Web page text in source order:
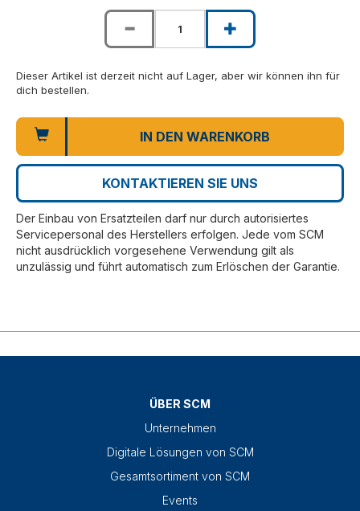
Dieser Artikel ist derzeit nicht auf Lager, aber wir können ihn für
dich bestellen.
IN DEN WARENKORB
KONTAKTIEREN SIE UNS
Der Einbau von Ersatzteilen darf nur durch autorisiertes
Servicepersonal des Herstellers erfolgen. Jede vom SCM
nicht ausdrücklich vorgesehene Verwendung gilt als
unzulässig und führt automatisch zum Erlöschen der Garantie.
ÜBER SCM
Unternehmen
Digitale Lösungen von SCM
Gesamtsortiment von SCM
Events